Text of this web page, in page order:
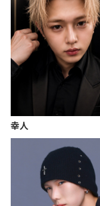
幸人